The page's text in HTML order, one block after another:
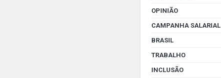
OPINIÃO
CAMPANHA SALARIAL
BRASIL
TRABALHO
INCLUSÃO